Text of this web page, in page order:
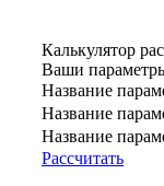
Калькулятор
Ваши
Название
Название
Название
Рассчитать